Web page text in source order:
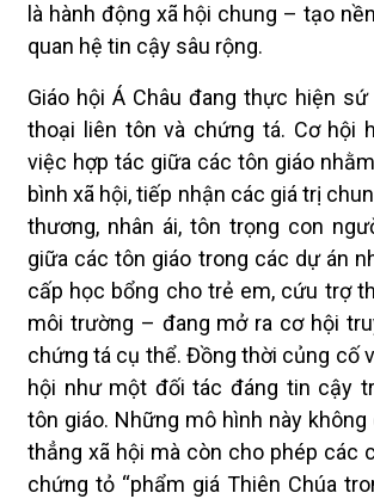
là hành động xã hội chung – tạo
quan hệ tin cậy sâu rộng.
Giáo hội Á Châu đang thực hiện
thoại liên tôn và chứng tá. Cơ hội
việc hợp tác giữa các tôn giáo
bình xã hội, tiếp nhận các giá trị
thương, nhân ái, tôn trọng con
giữa các tôn giáo trong các dự án
cấp học bổng cho trẻ em, cứu trợ
môi trường – đang mở ra cơ hội
chứng tá cụ thể. Đồng thời củng cố
hội như một đối tác đáng tin cậy
tôn giáo. Những mô hình này
thẳng xã hội mà còn cho phép các
chứng tỏ “phẩm giá Thiên Chúa